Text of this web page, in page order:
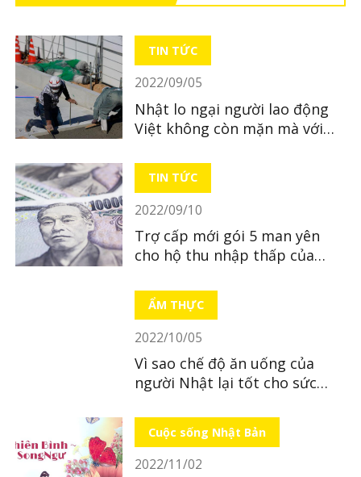
TIN TỨC
2022/09/05
Nhật lo ngại người lao động
Việt không còn mặn mà với
TIN TỨC
2022/09/10
Trợ cấp mới gói 5 man yên
cho hộ thu nhập thấp của
ẨM THỰC
2022/10/05
Vì sao chế độ ăn uống của
người Nhật lại tốt cho sức
Cuộc sống Nhật Bản
2022/11/02